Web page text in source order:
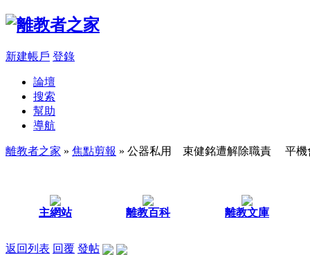
新建帳戶 登錄
論壇
搜索
幫助
導航
離教者之家 » 焦點剪報 » 公器私用 束健銘遭解除職責 平機
主網站 離教百科 離教文庫
返回列表 回覆 發帖